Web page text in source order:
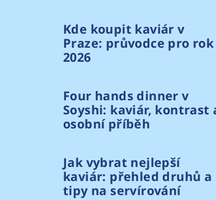
Kde koupit kaviár v
Praze: průvodce pro rok
2026
Four hands dinner v
Soyshi: kaviár, kontrast
osobní příběh
Jak vybrat nejlepší
kaviár: přehled druhů a
tipy na servírování